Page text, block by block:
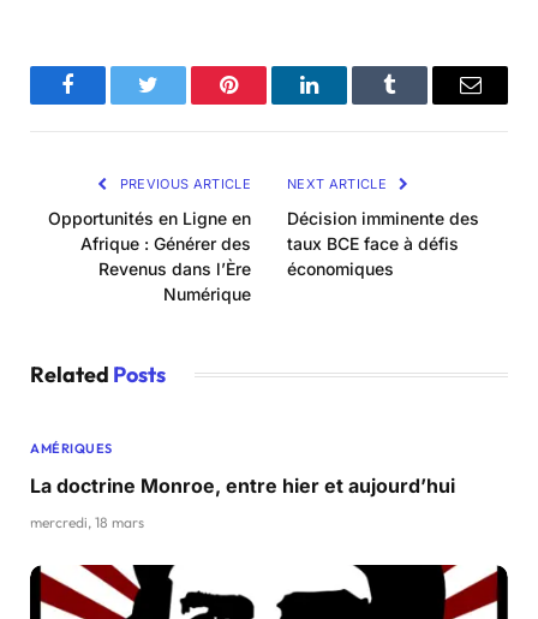
FacebookTwitter Pinterest LinkedInTumblr Email
PREVIOUS ARTICLE
Opportunités en Ligne en
Afrique : Générer des
Revenus dans l’Ère
Numérique
NEXT ARTICLE
Décision imminente des
taux BCE face à défis
économiques
Related Posts
AMÉRIQUES
La doctrine Monroe, entre hier et aujourd’hui
mercredi, 18 mars